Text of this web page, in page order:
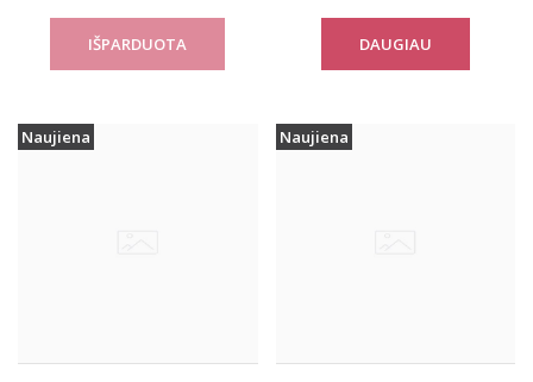
DAUGIAU
Naujiena Naujiena